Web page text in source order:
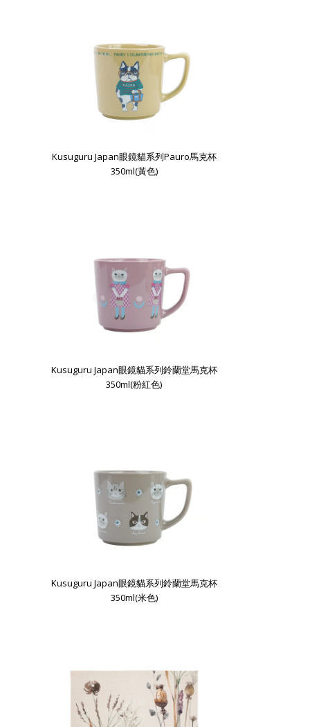
Kusuguru Japan眼鏡貓系列Pauro馬克杯
350ml(黃色)
Kusuguru Japan眼鏡貓系列鈴蘭堂馬克杯
350ml(粉紅色)
Kusuguru Japan眼鏡貓系列鈴蘭堂馬克杯
350ml(米色)